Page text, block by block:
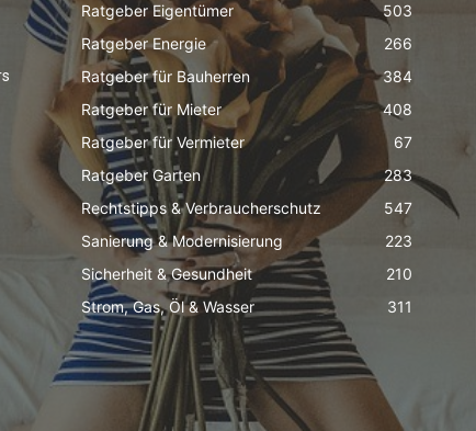
Ratgeber Eigentümer
503
Ratgeber Energie
266
Ratgeber für Bauherren
384
Ratgeber für Mieter
408
Ratgeber für Vermieter
67
Ratgeber Garten
283
Rechtstipps & Verbraucherschutz
547
Sanierung & Modernisierung
223
Sicherheit & Gesundheit
210
Strom, Gas, Öl & Wasser
311